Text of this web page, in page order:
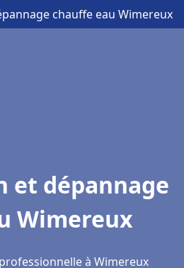
chauffe eau Wimereux
et dépannage
Wimereux
à Wimereux